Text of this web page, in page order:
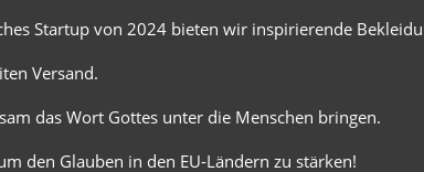
Startup von 2024 bieten wir inspirierende
Versand.
das Wort Gottes unter die Menschen bringen.
den Glauben in den EU-Ländern zu stärken!